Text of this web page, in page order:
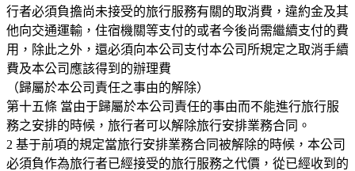
行者必須負擔尚未接受的旅行服務有關的取消費，違約金及其
他向交通運輸，住宿機關等支付的或者今後尚需繼續支付的費
用，除此之外，還必須向本公司支付本公司所規定之取消手續
費及本公司應該得到的辦理費
（歸屬於本公司責任之事由的解除）
第十五條 當由于歸屬於本公司責任的事由而不能進行旅行服
務之安排的時候，旅行者可以解除旅行安排業務合同。
2 基于前項的規定當旅行安排業務合同被解除的時候，本公司
必須負作為旅行者已經接受的旅行服務之代價，從已經收到的